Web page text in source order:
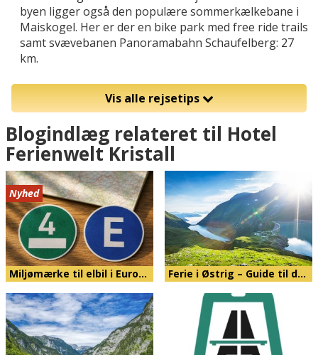
byen ligger også den populære sommerkælkebane i
Maiskogel. Her er der en bike park med free ride trails
samt svævebanen Panoramabahn Schaufelberg: 27
km.
Vis alle rejsetips
Blogindlæg relateret til Hotel
Ferienwelt Kristall
Nyhed
Miljømærke til elbil i Euro… Ferie i Østrig – Guide til d…